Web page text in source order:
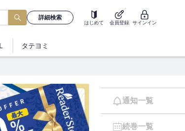
詳細検索
はじめて 会員登録 サインイン
タテヨミ
通知一覧
続巻一覧